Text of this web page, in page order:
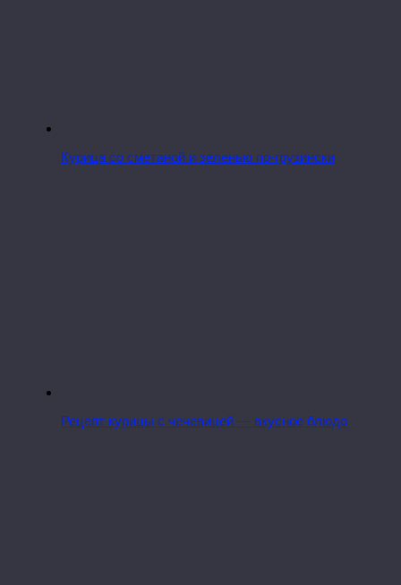
Курица со сметаной и зеленью по-грузински
Рецепт курицы с чечевицей — вкусное блюдо